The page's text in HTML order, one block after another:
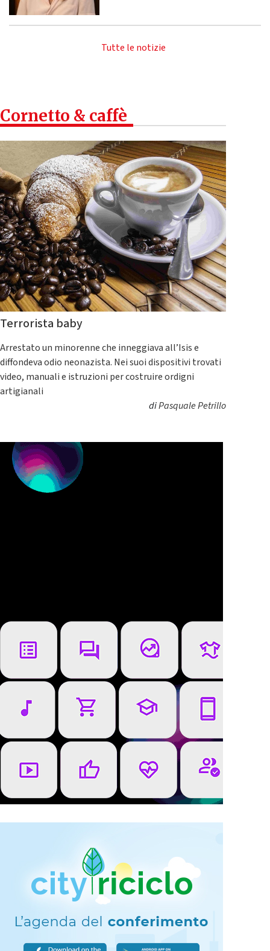
Tutte le notizie
Cornetto & caffè
Terrorista baby
Arrestato un minorenne che inneggiava all’Isis e
diffondeva odio neonazista. Nei suoi dispositivi trovati
video, manuali e istruzioni per costruire ordigni
artigianali
diPasquale Petrillo